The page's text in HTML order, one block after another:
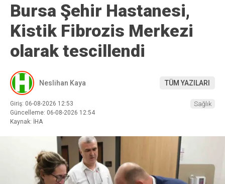
Bursa Şehir Hastanesi,
Kistik Fibrozis Merkezi
olarak tescillendi
Neslihan Kaya TÜM YAZILARI
Giriş: 06-08-2026 12:53
Güncelleme: 06-08-2026 12:54
Kaynak: İHA
Sağlık